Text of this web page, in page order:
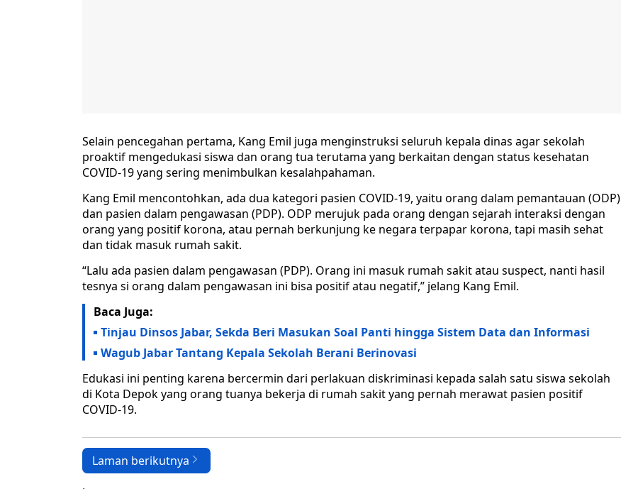
Selain pencegahan pertama, Kang Emil juga menginstruksi seluruh kepala dinas agar sekolah
proaktif mengedukasi siswa dan orang tua terutama yang berkaitan dengan status kesehatan
COVID-19 yang sering menimbulkan kesalahpahaman.
Kang Emil mencontohkan, ada dua kategori pasien COVID-19, yaitu orang dalam pemantauan (ODP)
dan pasien dalam pengawasan (PDP). ODP merujuk pada orang dengan sejarah interaksi dengan
orang yang positif korona, atau pernah berkunjung ke negara terpapar korona, tapi masih sehat
dan tidak masuk rumah sakit.
“Lalu ada pasien dalam pengawasan (PDP). Orang ini masuk rumah sakit atau suspect, nanti hasil
tesnya si orang dalam pengawasan ini bisa positif atau negatif,” jelang Kang Emil.
Baca Juga:
Tinjau Dinsos Jabar, Sekda Beri Masukan Soal Panti hingga Sistem Data dan Informasi
Wagub Jabar Tantang Kepala Sekolah Berani Berinovasi
Edukasi ini penting karena bercermin dari perlakuan diskriminasi kepada salah satu siswa sekolah
di Kota Depok yang orang tuanya bekerja di rumah sakit yang pernah merawat pasien positif
COVID-19.
Laman berikutnya